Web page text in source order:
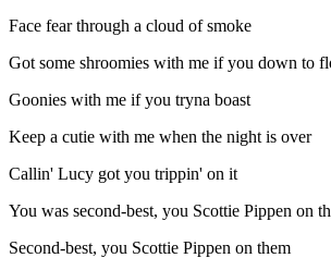
Face fear through a cloud of smoke
Got some shroomies with me if you down to
Goonies with me if you tryna boast
Keep a cutie with me when the night is over
Callin' Lucy got you trippin' on it
You was second-best, you Scottie Pippen on
Second-best, you Scottie Pippen on them